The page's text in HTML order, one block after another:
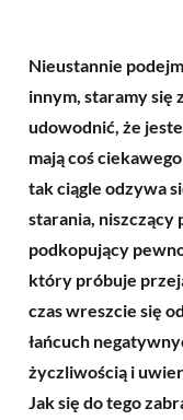
Nieustannie
innym, staramy się
udowodnić, że
mają coś
tak ciągle odzywa
starania, niszczący
podkopujący
który próbuje
czas wreszcie się
łańcuch
życzliwością i
Jak się do tego